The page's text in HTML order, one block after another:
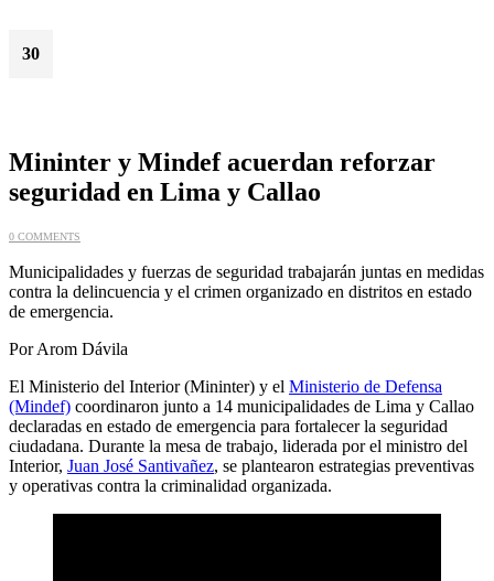
30
Mininter y Mindef acuerdan reforzar
seguridad en Lima y Callao
0 COMMENTS
Municipalidades y fuerzas de seguridad trabajarán juntas en medidas
contra la delincuencia y el crimen organizado en distritos en estado
de emergencia.
Por Arom Dávila
El Ministerio del Interior (Mininter) y el Ministerio de Defensa
(Mindef) coordinaron junto a 14 municipalidades de Lima y Callao
declaradas en estado de emergencia para fortalecer la seguridad
ciudadana. Durante la mesa de trabajo, liderada por el ministro del
Interior, Juan José Santivañez, se plantearon estrategias preventivas
y operativas contra la criminalidad organizada.